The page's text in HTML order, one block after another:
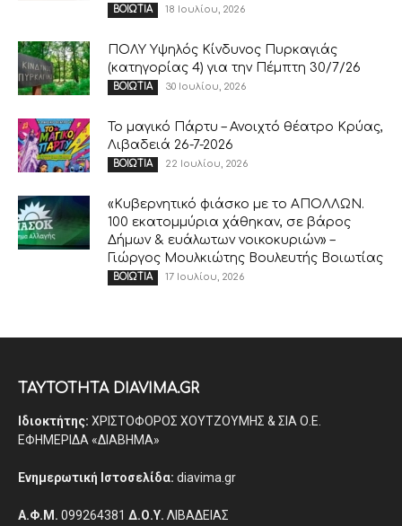
ΒΟΙΩΤΙΑ 18 Ιουλίου, 2026
ΠΟΛΥ Υψηλός Κίνδυνος Πυρκαγιάς
(κατηγορίας 4) για την Πέμπτη 30/7/26
ΒΟΙΩΤΙΑ 30 Ιουλίου, 2026
Το μαγικό Πάρτυ – Ανοιχτό θέατρο Κρύας,
Λιβαδειά 26-7-2026
ΒΟΙΩΤΙΑ 22 Ιουλίου, 2026
«Κυβερνητικό φιάσκο με το ΑΠΟΛΛΩΝ.
100 εκατομμύρια χάθηκαν, σε βάρος
Δήμων & ευάλωτων νοικοκυριών» –
Γιώργος Μουλκιώτης Βουλευτής Βοιωτίας
ΒΟΙΩΤΙΑ 17 Ιουλίου, 2026
ΤΑΥΤΟΤΗΤΑ DIAVIMA.GR
Ιδιοκτήτης: ΧΡΙΣΤΟΦΟΡΟΣ ΧΟΥΤΖΟΥΜΗΣ & ΣΙΑ Ο.Ε.
ΕΦΗΜΕΡΙΔΑ «ΔΙΑΒΗΜΑ»
Ενημερωτική Ιστοσελίδα: diavima.gr
Α.Φ.Μ. 099264381 Δ.Ο.Υ. ΛΙΒΑΔΕΙΑΣ